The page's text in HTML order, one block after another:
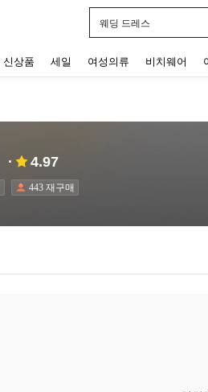
웨딩 드레스
신상품 세일 여성의류 비치웨어
4.97
443 재구매